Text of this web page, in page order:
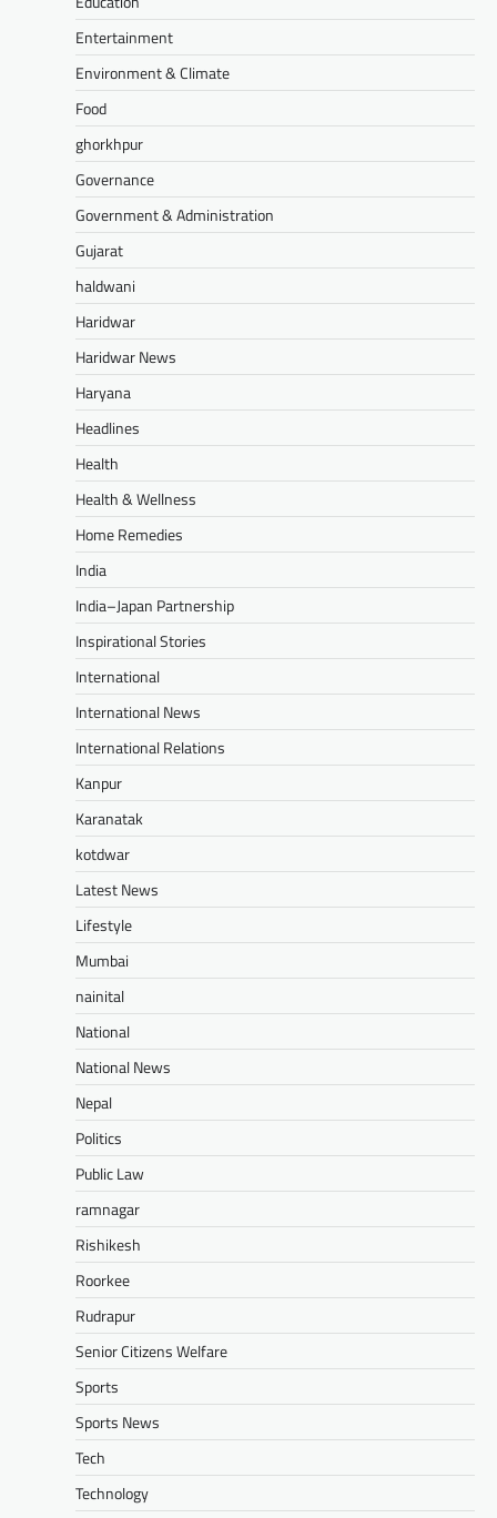
Entertainment
Environment & Climate
Food
ghorkhpur
Governance
Government & Administration
Gujarat
haldwani
Haridwar
Haridwar News
Haryana
Headlines
Health
Health & Wellness
Home Remedies
India
India–Japan Partnership
Inspirational Stories
International
International News
International Relations
Kanpur
Karanatak
kotdwar
Latest News
Lifestyle
Mumbai
nainital
National
National News
Nepal
Politics
Public Law
ramnagar
Rishikesh
Roorkee
Rudrapur
Senior Citizens Welfare
Sports
Sports News
Tech
Technology